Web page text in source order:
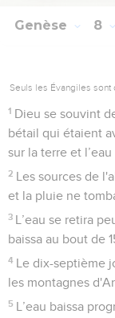
Genèse 8
Seuls les Évangiles
1 Dieu se souvint
bétail qui étaient
sur la terre et l’eau
2 Les sources de
et la pluie ne
3 L’eau se retira
baissa au bout de
4 Le dix-septième
les montagnes
5 L’eau baissa